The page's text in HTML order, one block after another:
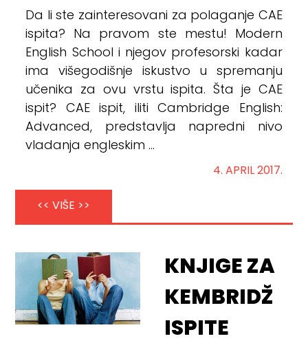
Da li ste zainteresovani za polaganje CAE
ispita? Na pravom ste mestu! Modern
English School i njegov profesorski kadar
ima višegodišnje iskustvo u spremanju
učenika za ovu vrstu ispita. Šta je CAE
ispit? CAE ispit, iliti Cambridge English:
Advanced, predstavlja napredni nivo
vladanja engleskim ...
4. APRIL 2017.
<< VIŠE >>
KNJIGE ZA
KEMBRIDŽ
ISPITE